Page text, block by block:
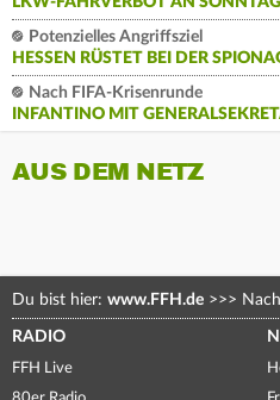
Potenzielles Angriffsziel
HESSEN RÜSTET BEI DER
Nach FIFA-Krisenrunde
INFANTINO MIT
AUS DEM NETZ
Du bist hier: www.FFH.de >>>
RADIO
FFH Live